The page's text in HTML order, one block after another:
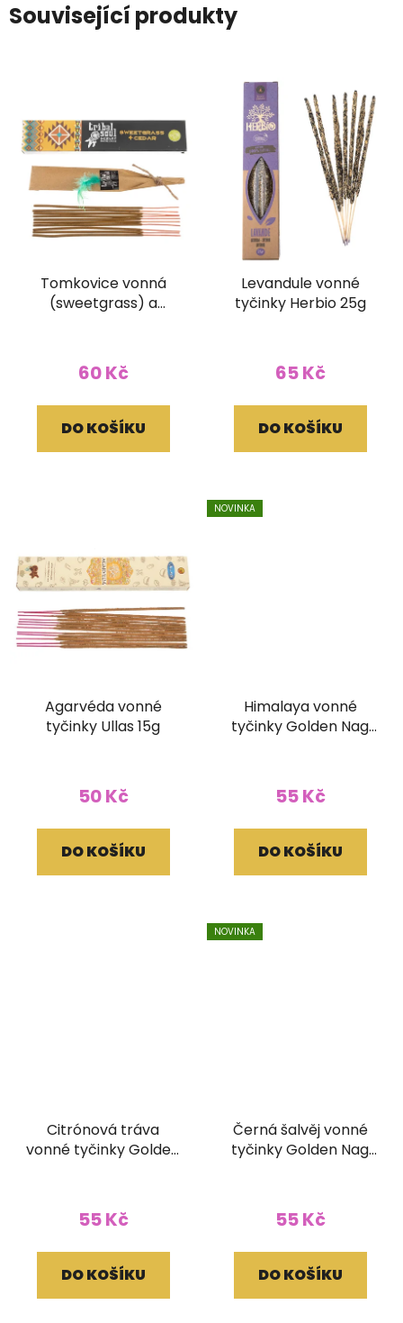
Související produkty
Tomkovice vonná
(sweetgrass) a
60 Kč
DO KOŠÍKU
Levandule vonné
tyčinky Herbio 25g
65 Kč
DO KOŠÍKU
Agarvéda vonné
tyčinky Ullas 15g
50 Kč
DO KOŠÍKU
NOVINKA
Himalaya vonné
tyčinky Golden Nag
55 Kč
DO KOŠÍKU
Citrónová tráva
vonné tyčinky Golden
55 Kč
DO KOŠÍKU
NOVINKA
Černá šalvěj vonné
tyčinky Golden Nag
55 Kč
DO KOŠÍKU